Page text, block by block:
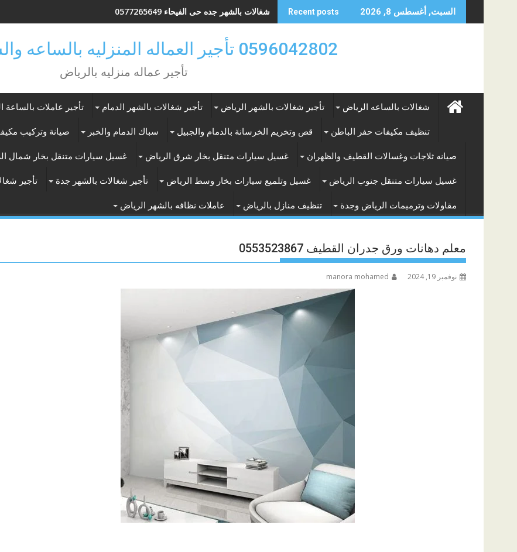
to
السبت, أغسطس 8, 2026 Recent posts شغالات بالشهر جده حى الفيحاء 0577265649
0596042802 تأجير العماله المنزليه بالساعه والشهر بالرياض
تأجير عماله منزليه بالرياض
شغالات بالساعه الرياض تأجير شغالات بالشهر الرياض تأجير شغالات بالشهر الدمام تأجير عاملات بالساعة
تنظيف مكيفات حفر الباطن قص وتخريم الخرسانة بالدمام والجبيل سباك الدمام والخبر صيانة وتركيب
صيانه ثلاجات وغسالات القطيف والظهران غسيل سيارات متنقل بخار شرق الرياض غسيل سيارات متنقل بخار شمال
غسيل سيارات متنقل جنوب الرياض غسيل وتلميع سيارات بخار وسط الرياض تأجير شغالات بالشهر جدة تأجير
مقاولات وترميمات الرياض وجدة تنظيف منازل بالرياض عاملات نظافه بالشهر الرياض
معلم دهانات ورق جدران القطيف 0553523867
نوفمبر 19, 2024 manora mohamed